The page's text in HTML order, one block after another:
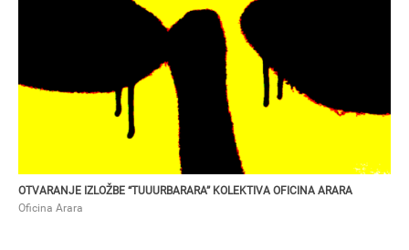
Otvaranje izložbe “Tuuurbarara” kolektiva Oficina Arara
OTVARANJE IZLOŽBE “TUUURBARARA” KOLEKTIVA OFICINA ARARA
Oficina Arara